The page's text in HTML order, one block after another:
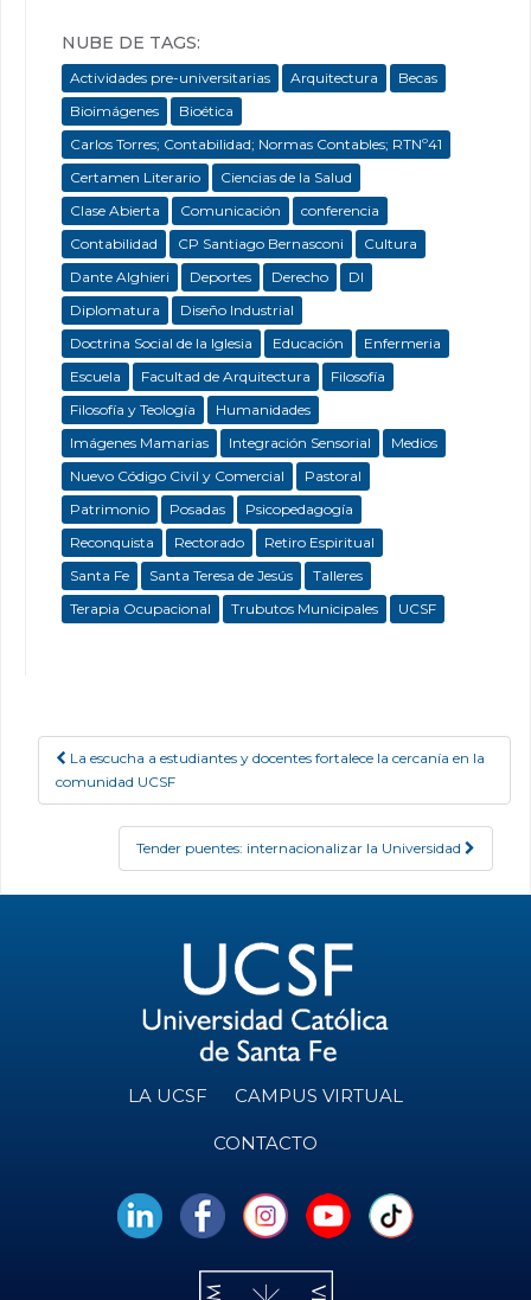
NUBE DE TAGS:
Actividades pre-universitarias Arquitectura
Becas
Bioimágenes
Bioética
Carlos Torres; Contabilidad; Normas Contables; RTNº41
Certamen Literario
Ciencias de la Salud
Clase Abierta
Comunicación
conferencia
Contabilidad
CP Santiago Bernasconi
Cultura
Dante Alghieri
Deportes Derecho
DI
Diplomatura
Diseño Industrial
Doctrina Social de la Iglesia
Educación
Enfermeria
Escuela
Facultad de Arquitectura
Filosofía
Filosofía y Teología
Humanidades
Imágenes Mamarias
Integración Sensorial
Medios
Nuevo Código Civil y Comercial
Pastoral
Patrimonio
Posadas
Psicopedagogía
Reconquista
Rectorado
Retiro Espiritual
Santa Fe
Santa Teresa de Jesús
Talleres
Terapia Ocupacional
Trubutos Municipales UCSF
Post navigation
La escucha a estudiantes y docentes fortalece la cercanía en la
comunidad UCSF
Tender puentes: internacionalizar la Universidad
LA UCSF CAMPUS VIRTUAL
CONTACTO